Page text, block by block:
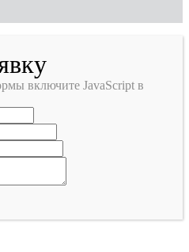
включите JavaScript в